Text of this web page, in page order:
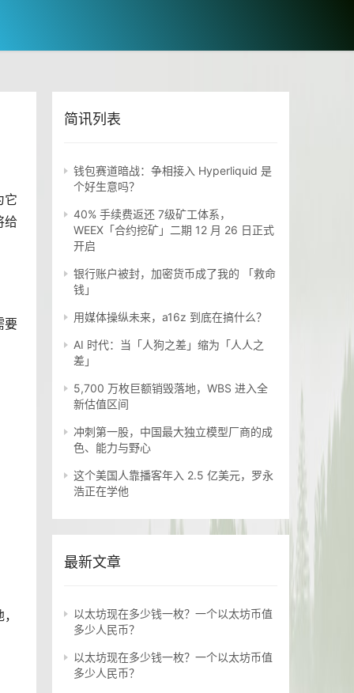
它
给
要
简讯列表
钱包赛道暗战：争相接入 Hyperliquid 是
个好生意吗？
40% 手续费返还 7级矿工体系，
WEEX「合约挖矿」二期 12 月 26 日正式
开启
银行账户被封，加密货币成了我的 「救命
钱」
用媒体操纵未来，a16z 到底在搞什么？
AI 时代：当「人狗之差」缩为「人人之
差」
5,700 万枚巨额销毁落地，WBS 进入全
新估值区间
冲刺第一股，中国最大独立模型厂商的成
色、能力与野心
这个美国人靠播客年入 2.5 亿美元，罗永
浩正在学他
最新文章
以太坊现在多少钱一枚？一个以太坊币值
多少人民币？
以太坊现在多少钱一枚？一个以太坊币值
多少人民币？